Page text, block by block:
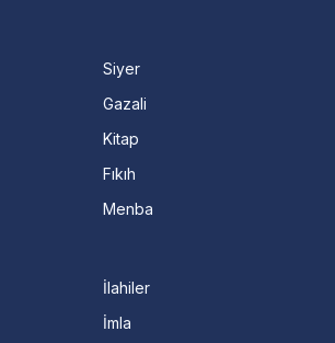
Siyer
Gazali
Kitap
Fıkıh
Menba
İlahiler
İmla